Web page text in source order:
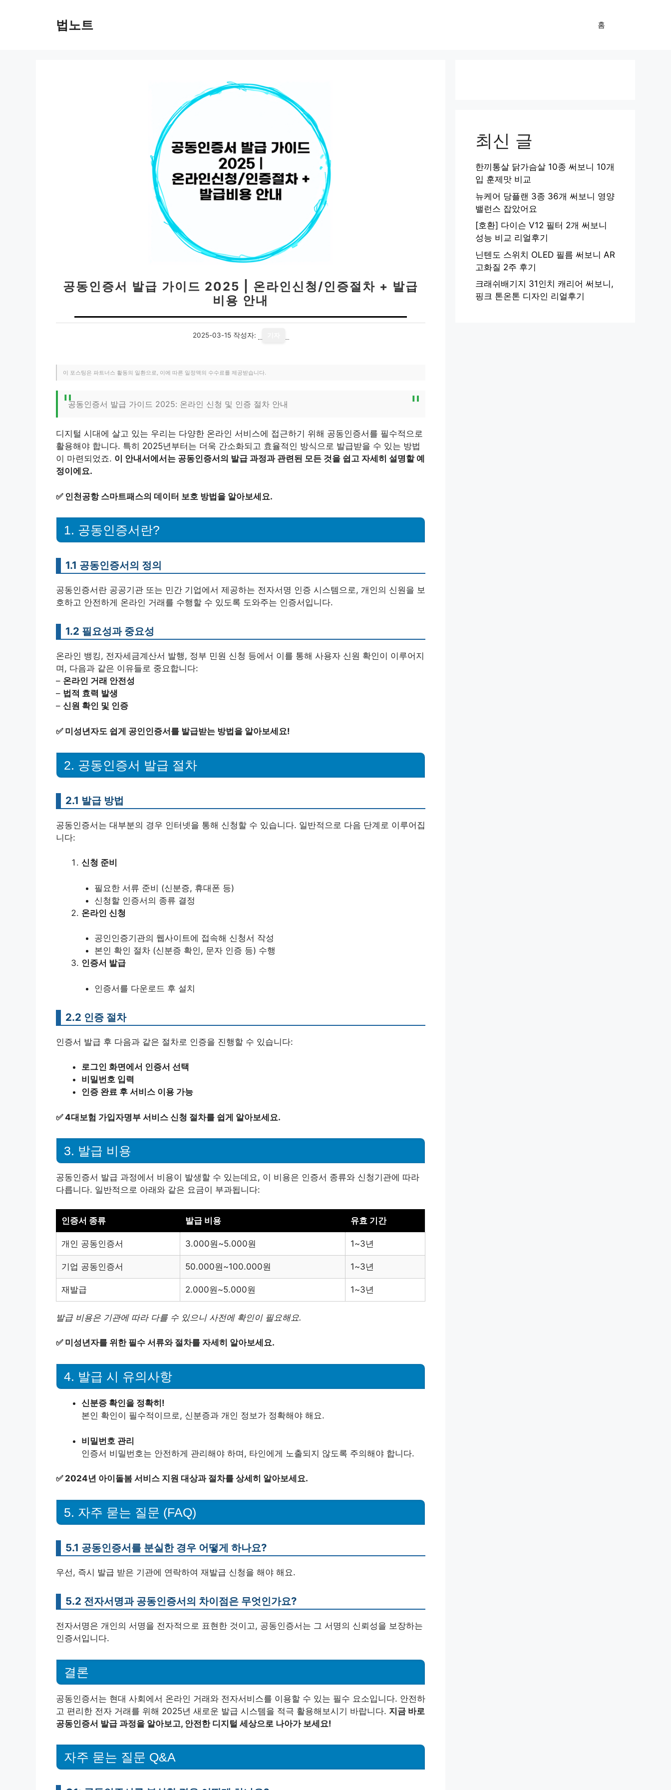
법노트 홈
공동인증서 발급 가이드 2025 | 온라인신청/인증절차 + 발급
비용 안내
2025-03-15 작성자:
이 포스팅은 파트너스 활동의 일환으로, 이에 따른 일정액의 수수료를 제공받습니다.
공동인증서 발급 가이드 2025: 온라인 신청 및 인증 절차 안내
디지털 시대에 살고 있는 우리는 다양한 온라인 서비스에 접근하기 위해 공동인증서를 필수적으로
활용해야 합니다. 특히 2025년부터는 더욱 간소화되고 효율적인 방식으로 발급받을 수 있는 방법
이 마련되었죠. 이 안내서에서는 공동인증서의 발급 과정과 관련된 모든 것을 쉽고 자세히 설명할 예
정이에요.
✅ 인천공항 스마트패스의 데이터 보호 방법을 알아보세요.
1. 공동인증서란?
1.1 공동인증서의 정의
공동인증서란 공공기관 또는 민간 기업에서 제공하는 전자서명 인증 시스템으로, 개인의 신원을 보
호하고 안전하게 온라인 거래를 수행할 수 있도록 도와주는 인증서입니다.
1.2 필요성과 중요성
온라인 뱅킹, 전자세금계산서 발행, 정부 민원 신청 등에서 이를 통해 사용자 신원 확인이 이루어지
며, 다음과 같은 이유들로 중요합니다:
– 온라인 거래 안전성
– 법적 효력 발생
– 신원 확인 및 인증
✅ 미성년자도 쉽게 공인인증서를 발급받는 방법을 알아보세요!
2. 공동인증서 발급 절차
2.1 발급 방법
공동인증서는 대부분의 경우 인터넷을 통해 신청할 수 있습니다. 일반적으로 다음 단계로 이루어집
니다:
신청 준비
필요한 서류 준비 (신분증, 휴대폰 등)
신청할 인증서의 종류 결정
온라인 신청
공인인증기관의 웹사이트에 접속해 신청서 작성
본인 확인 절차 (신분증 확인, 문자 인증 등) 수행
인증서 발급
인증서를 다운로드 후 설치
2.2 인증 절차
인증서 발급 후 다음과 같은 절차로 인증을 진행할 수 있습니다:
로그인 화면에서 인증서 선택
비밀번호 입력
인증 완료 후 서비스 이용 가능
✅4대보험 가입자명부 서비스 신청 절차를 쉽게 알아보세요.
3. 발급 비용
공동인증서 발급 과정에서 비용이 발생할 수 있는데요, 이 비용은 인증서 종류와 신청기관에 따라
다릅니다. 일반적으로 아래와 같은 요금이 부과됩니다:
인증서 종류 발급 비용 유효 기간
개인 공동인증서 3.000원~5.000원 1~3년
기업 공동인증서 50.000원~100.000원 1~3년
재발급 2.000원~5.000원 1~3년
발급 비용은 기관에 따라 다를 수 있으니 사전에 확인이 필요해요.
✅ 미성년자를 위한 필수 서류와 절차를 자세히 알아보세요.
4. 발급 시 유의사항
신분증 확인을 정확히!
본인 확인이 필수적이므로, 신분증과 개인 정보가 정확해야 해요.
비밀번호 관리
인증서 비밀번호는 안전하게 관리해야 하며, 타인에게 노출되지 않도록 주의해야 합니다.
✅ 2024년 아이돌봄 서비스 지원 대상과 절차를 상세히 알아보세요.
5. 자주 묻는 질문 (FAQ)
5.1 공동인증서를 분실한 경우 어떻게 하나요?
우선, 즉시 발급 받은 기관에 연락하여 재발급 신청을 해야 해요.
5.2 전자서명과 공동인증서의 차이점은 무엇인가요?
전자서명은 개인의 서명을 전자적으로 표현한 것이고, 공동인증서는 그 서명의 신뢰성을 보장하는
인증서입니다.
결론
공동인증서는 현대 사회에서 온라인 거래와 전자서비스를 이용할 수 있는 필수 요소입니다. 안전하
고 편리한 전자 거래를 위해 2025년 새로운 발급 시스템을 적극 활용해보시기 바랍니다. 지금 바로
공동인증서 발급 과정을 알아보고, 안전한 디지털 세상으로 나아가 보세요!
자주 묻는 질문 Q&A
최신 글
한끼통살 닭가슴살 10종 써보니 10개
입 훈제맛 비교
뉴케어 당플랜 3종 36개 써보니 영양
밸런스 잡았어요
[호환] 다이슨 V12 필터 2개 써보니
성능 비교 리얼후기
닌텐도 스위치 OLED 필름 써보니 AR
고화질 2주 후기
크래쉬배기지 31인치 캐리어 써보니,
핑크 톤온톤 디자인 리얼후기